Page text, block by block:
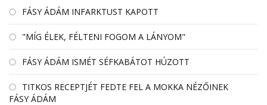
FÁSY ÁDÁM INFARKTUST KAPOTT
"MÍG ÉLEK, FÉLTENI FOGOM A LÁNYOM"
FÁSY ÁDÁM ISMÉT SÉFKABÁTOT HÚZOTT
TITKOS RECEPTJÉT FEDTE FEL A MOKKA NÉZŐINEK
FÁSY ÁDÁM